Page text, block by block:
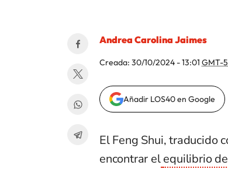
Andrea Carolina Jaimes
Creada: 30/10/2024 - 13:01 GMT-5
Añadir LOS40 en Google
El Feng Shui, traducido
encontrar elequilibrio